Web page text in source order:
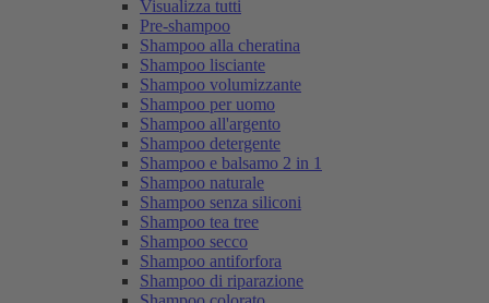
Visualizza tutti
Pre-shampoo
Shampoo alla cheratina
Shampoo lisciante
Shampoo volumizzante
Shampoo per uomo
Shampoo all'argento
Shampoo detergente
Shampoo e balsamo 2 in 1
Shampoo naturale
Shampoo senza siliconi
Shampoo tea tree
Shampoo secco
Shampoo antiforfora
Shampoo di riparazione